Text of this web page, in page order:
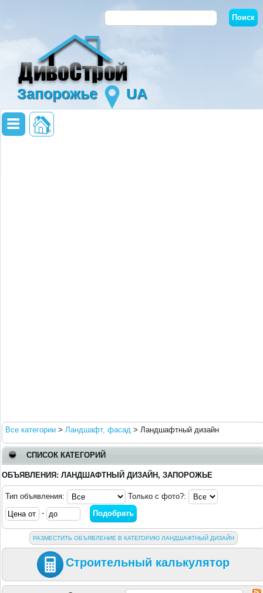
Запорожье UA
Все категории > Ландшафт, фасад > Ландшафтный дизайн
СПИСОК КАТЕГОРИЙ
ОБЪЯВЛЕНИЯ: ЛАНДШАФТНЫЙ ДИЗАЙН, ЗАПОРОЖЬЕ
Тип объявления:
Только с фото?:
-
РАЗМЕСТИТЬ ОБЪЯВЛЕНИЕ В КАТЕГОРИЮ ЛАНДШАФТНЫЙ ДИЗАЙН
Строительный калькулятор